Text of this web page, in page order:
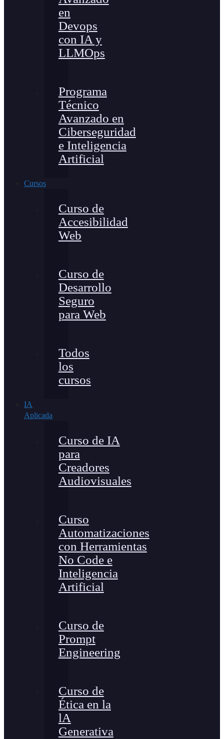
en
Devops
con IA y
LLMOps
Programa
Técnico
Avanzado en
Ciberseguridad
e Inteligencia
Artificial
Cursos
Curso de
Accesibilidad
Web
Curso de
Desarrollo
Seguro
para Web
Todos
los
cursos
IA
Aplicada
Curso de IA
para
Creadores
Audiovisuales
Curso
Automatizaciones
con Herramientas
No Code e
Inteligencia
Artificial
Curso de
Prompt
Engineering
Curso de
Ética en la
lA
Generativa